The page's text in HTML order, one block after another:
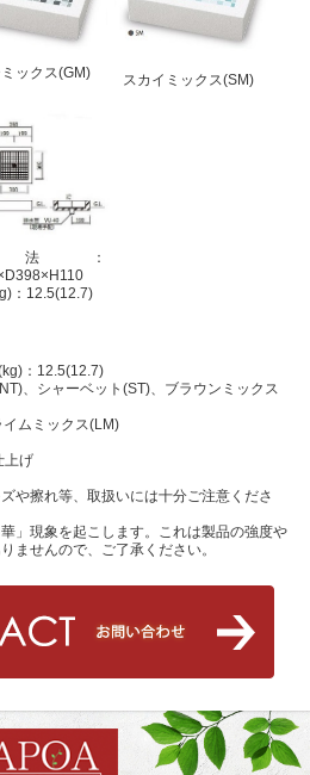
ックス(GM) スカイミックス(SM)
法：
：12.5(12.7)
：12.5(12.7)
、シャーベット(ST)、ブラウンミックス
ミックス(LM)
上げ
や擦れ等、取扱いには十分ご注意くださ
」現象を起こします。これは製品の強度や
ませんので、ご了承ください。